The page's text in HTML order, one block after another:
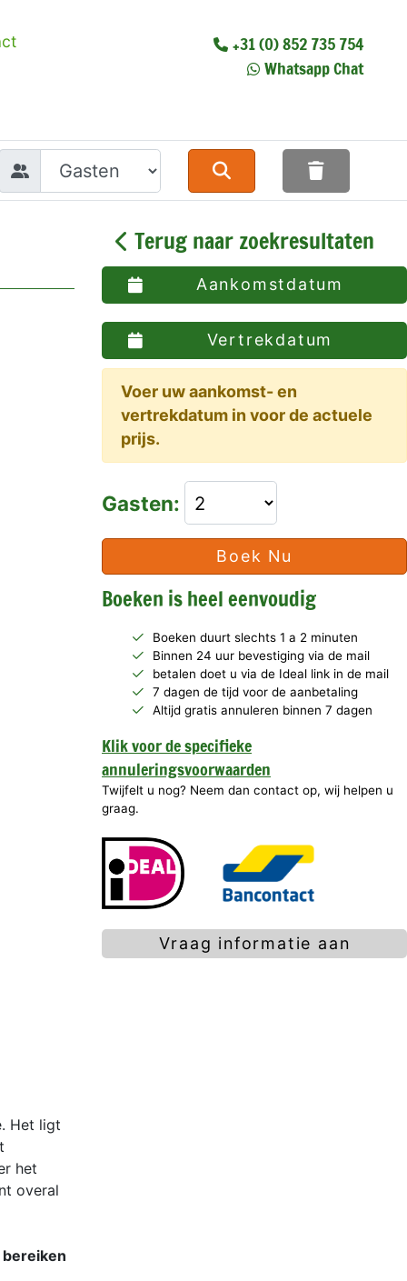
+31 (0) 852 735 754
Whatsapp Chat
Het ligt
het
overal
Terug naar zoekresultaten
Aankomstdatum
Vertrekdatum
Voer uw aankomst- en
vertrekdatum in voor de actuele
prijs.
Gasten:
Boek Nu
Boeken is heel eenvoudig
Boeken duurt slechts 1 a 2 minuten
Binnen 24 uur bevestiging via de mail
betalen doet u via de Ideal link in de mail
7 dagen de tijd voor de aanbetaling
Altijd gratis annuleren binnen 7 dagen
Klik voor de specifieke
annuleringsvoorwaarden
Twijfelt u nog? Neem dan contact op, wij helpen u
graag.
Vraag informatie aan